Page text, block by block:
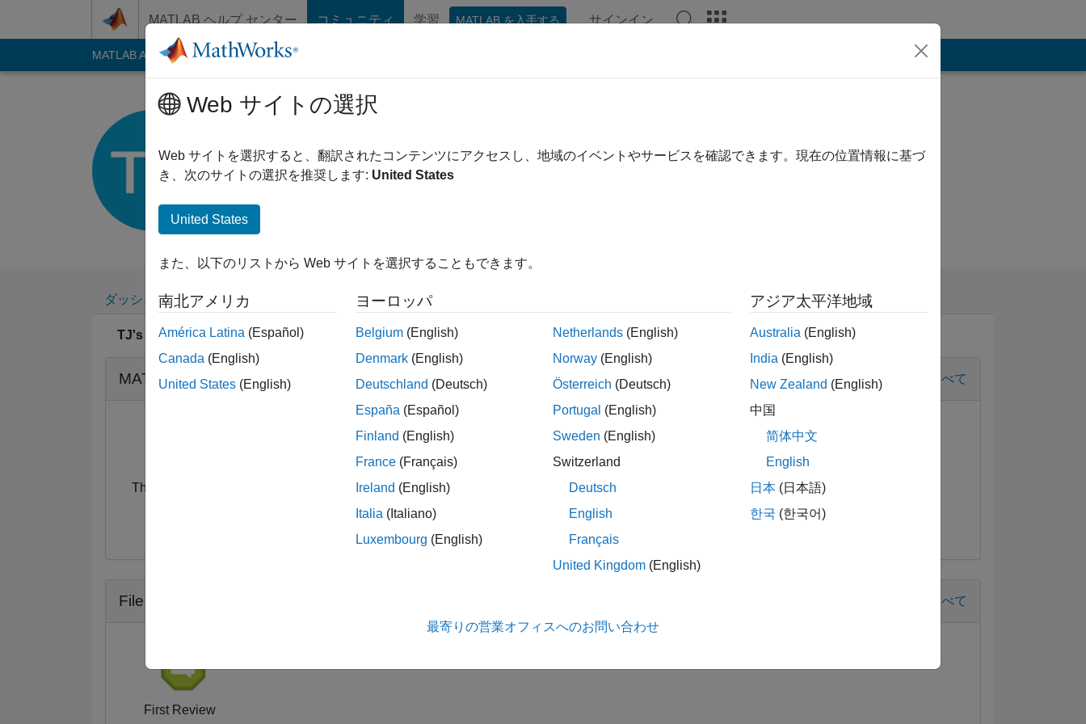
コンテンツへスキップ
MATLAB ヘルプ センター コミュニティ 学習 MATLAB を入手する サインイン
MATLAB Answers File Exchange Cody
TJ
2017 年からアクティブ
Followers:0Following:0
ダッシュボード バッジ エンドースメント
TJ's バッジ
MATLAB Answers バッジ すべて
Thankful Level 3
File Exchange バッジ すべて
First Review
Web サイトの選択
Web サイトを選択すると、翻訳されたコンテンツにアクセスし、地域のイベントやサービスを確認できます。現在の位置情報に基づ
き、次のサイトの選択を推奨します: United States
United States
また、以下のリストから Web サイトを選択することもできます。
南北アメリカ
América Latina (Español)
Canada (English)
United States (English)
ヨーロッパ
Belgium (English)
Denmark (English)
Deutschland (Deutsch)
España (Español)
Finland (English)
France (Français)
Ireland (English)
Italia (Italiano)
Luxembourg (English)
Netherlands (English)
Norway (English)
Österreich (Deutsch)
Portugal (English)
Sweden (English)
Switzerland
Deutsch
English
Français
United Kingdom (English)
アジア太平洋地域
Australia (English)
India (English)
New Zealand (English)
中国
简体中文
English
日本 (日本語)
한국 (한국어)
最寄りの営業オフィスへのお問い合わせ